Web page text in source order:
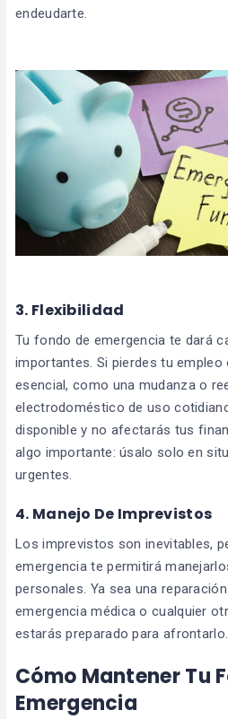
endeudarte.
3. Flexibilidad
Tu fondo de emergencia te dará
importantes. Si pierdes tu empleo
esencial, como una mudanza o
electrodoméstico de uso
disponible y no afectarás tus
algo importante: úsalo solo en
urgentes.
4. Manejo De Imprevistos
Los imprevistos son inevitables,
emergencia te permitirá
personales. Ya sea una
emergencia médica o cualquier
estarás preparado para afrontarlo.
Cómo Mantener Tu
Emergencia